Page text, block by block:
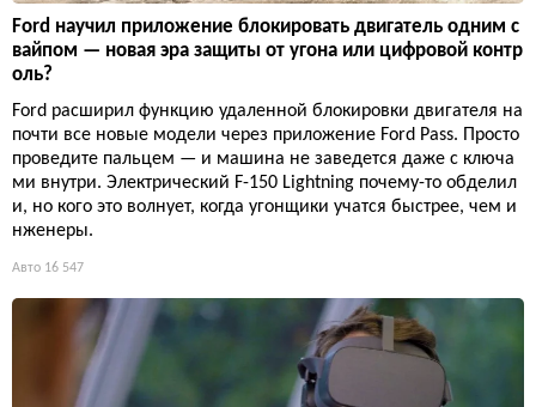
Ford научил приложение блокировать двигатель одним с
вайпом — новая эра защиты от угона или цифровой контр
оль?
Ford расширил функцию удаленной блокировки двигателя на
почти все новые модели через приложение Ford Pass. Просто
проведите пальцем — и машина не заведется даже с ключа
ми внутри. Электрический F-150 Lightning почему-то обделил
и, но кого это волнует, когда угонщики учатся быстрее, чем и
нженеры.
Авто 16 547